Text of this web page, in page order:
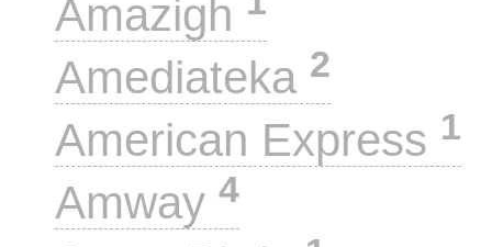
Amazigh
Amediateka 2
American Express 1
Amway 4